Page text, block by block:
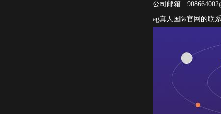
公司邮箱：
ag真人国际官网的联